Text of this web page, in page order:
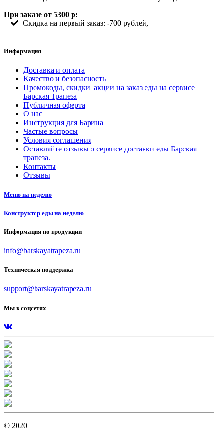
При заказе от 5300 р:
Скидка на первый заказ: -700 рублей,
Информация
Доставка и оплата
Качество и безопасность
Промокоды, скидки, акции на заказ еды на сервисе
Барская Трапеза
Публичная оферта
О нас
Инструкция для Барина
Частые вопросы
Условия соглашения
Оставляйте отзывы о сервисе доставки еды Барская
трапеза.
Контакты
Отзывы
Меню на неделю
Конструктор еды на неделю
Информация по продукции
info@barskayatrapeza.ru
Техническая поддержка
support@barskayatrapeza.ru
Мы в соцсетях
© 2020